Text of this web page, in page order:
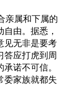
亲属和下属的
由。据悉，
见无非是要考
答应打虎到周
诺不可信。
委家族就都失